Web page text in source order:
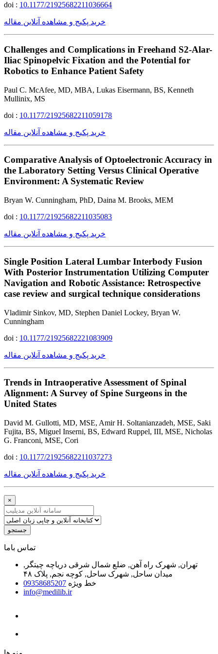
doi : 10.1177/21925682211036664
خرید پکیج و مشاهده آنلاین مقاله
Challenges and Complications in Freehand S2-Alar-
Iliac Spinopelvic Fixation and the Potential for
Robotics to Enhance Patient Safety
Paul C. McAfee, MD, MBA, Lukas Eisermann, BS, Kenneth
Mullinix, MS
doi : 10.1177/21925682211059178
خرید پکیج و مشاهده آنلاین مقاله
Comparative Analysis of Optoelectronic Accuracy in
the Laboratory Setting Versus Clinical Operative
Environment: A Systematic Review
Bryan W. Cunningham, PhD, Daina M. Brooks, MEM
doi : 10.1177/21925682211035083
خرید پکیج و مشاهده آنلاین مقاله
Single Position Lateral Lumbar Interbody Fusion
With Posterior Instrumentation Utilizing Computer
Navigation and Robotic Assistance: Retrospective
case review and surgical technique considerations
Vladimir Sinkov, MD, Stephen Daniel Lockey, Bryan W.
Cunningham
doi : 10.1177/21925682221083909
خرید پکیج و مشاهده آنلاین مقاله
Trends in Intraoperative Assessment of Spinal
Alignment: A Survey of Spine Surgeons in the
United States
David M. Gullotti, MD, MSE, Amir H. Soltanianzadeh, MSE, Saki
Fujita, BS, Miguel Inserni, BS, Edward Ruppel, III, MSE, Nicholas
G. Franconi, MSE, Cori
doi : 10.1177/21925682211037273
خرید پکیج و مشاهده آنلاین مقاله
×
جستجو
ﺗﻤﺎﺱ ﺑﺎﻣﺎ
تهران, شهرک راه آهن, ضلع شمال شرقی دریاچه چیتگر,
میدان ساحل, شهرک ساحل, کوچه نجم, پلاک ۴۸
خط ویژه 09358685207
info@medilib.ir